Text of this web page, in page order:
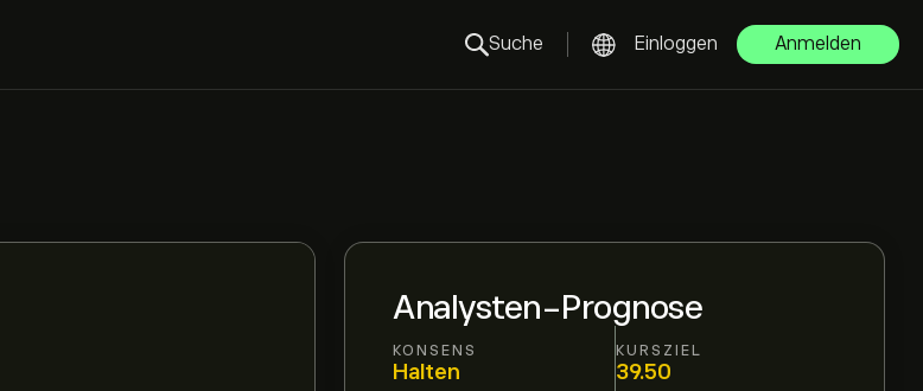
Suche Einloggen Anmelden
Analysten-Prognose
KONSENS
Halten
KURSZIEL
39.50